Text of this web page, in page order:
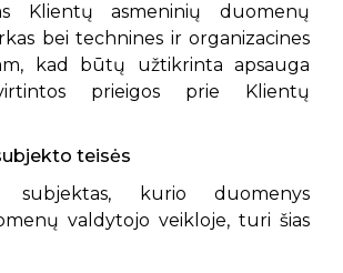
Klientų asmeninių duomenų
bei technines ir organizacines
kad būtų užtikrinta apsauga
prieigos prie Klientų
teisės
subjektas, kurio duomenys
valdytojo veikloje, turi šias